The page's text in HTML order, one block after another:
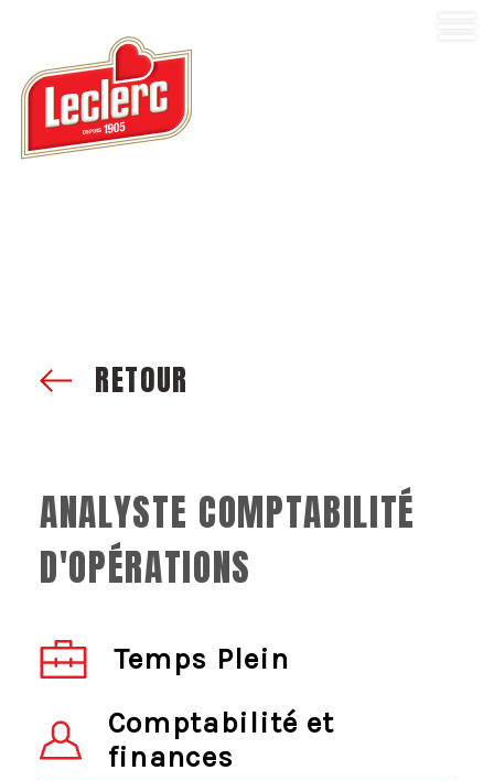
RETOUR
ANALYSTE COMPTABILITÉ
D'OPÉRATIONS
Temps Plein
Comptabilité et
finances